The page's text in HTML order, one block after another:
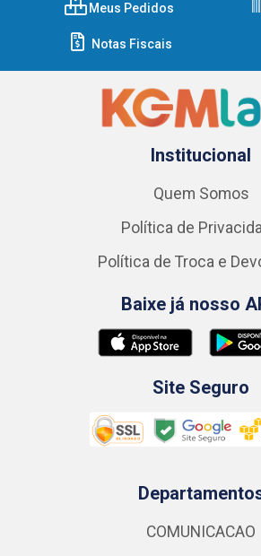
Meus Pedidos
Notas Fiscais
Institucional
Quem Somos
Política de
Política de Troca e
Baixe já nosso
Site Seguro
COMUNICACAO